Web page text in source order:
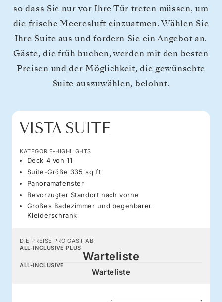
so dass Sie nur vor Ihre Tür treten müssen, um
die frische Meeresluft einzuatmen. Wählen Sie
Ihre Suite aus und fordern Sie ein Angebot an.
Gäste, die früh buchen, werden mit den besten
Preisen und der Möglichkeit, die gewünschte
Suite auszuwählen, belohnt.
VISTA SUITE
KATEGORIE-HIGHLIGHTS
Deck 4 von 11
Suite-Größe 335 sq ft
Panoramafenster
Bevorzugter Standort nach vorne
Großes Badezimmer und begehbarer
Kleiderschrank
DIE PREISE PRO GAST AB
ALL-INCLUSIVE PLUS
Warteliste
ALL-INCLUSIVE
Warteliste